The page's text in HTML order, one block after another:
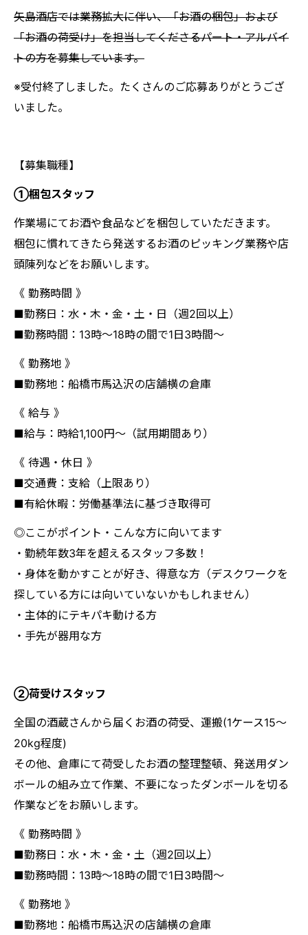
矢島酒店では業務拡大に伴い、「お酒の梱包」および
「お酒の荷受け」を担当してくださるパート・アルバイ
トの方を募集しています。
※受付終了しました。たくさんのご応募ありがとうござ
いました。
【募集職種】
①梱包スタッフ
作業場にてお酒や食品などを梱包していただきます。
梱包に慣れてきたら発送するお酒のピッキング業務や店
頭陳列などをお願いします。
《 勤務時間 》
■勤務日：水・木・金・土・日（週2回以上）
■勤務時間：13時～18時の間で1日3時間～
《 勤務地 》
■勤務地：船橋市馬込沢の店舗横の倉庫
《 給与 》
■給与：時給1,100円〜（試用期間あり）
《 待遇・休日 》
■交通費：支給（上限あり）
■有給休暇：労働基準法に基づき取得可
◎ここがポイント・こんな方に向いてます
・勤続年数3年を超えるスタッフ多数！
・身体を動かすことが好き、得意な方（デスクワークを
探している方には向いていないかもしれません）
・主体的にテキパキ動ける方
・手先が器用な方
②荷受けスタッフ
全国の酒蔵さんから届くお酒の荷受、運搬(1ケース15〜
20kg程度)
その他、倉庫にて荷受したお酒の整理整頓、発送用ダン
ボールの組み立て作業、不要になったダンボールを切る
作業などをお願いします。
《 勤務時間 》
■勤務日：水・木・金・土（週2回以上）
■勤務時間：13時～18時の間で1日3時間～
《 勤務地 》
■勤務地：船橋市馬込沢の店舗横の倉庫